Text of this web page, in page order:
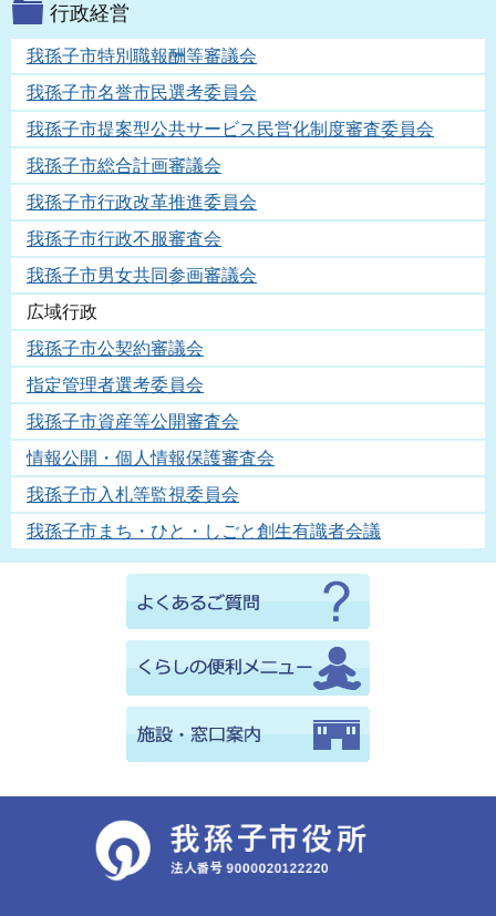
行政経営
我孫子市特別職報酬等審議会
我孫子市名誉市民選考委員会
我孫子市提案型公共サービス民営化制度審査委員会
我孫子市総合計画審議会
我孫子市行政改革推進委員会
我孫子市行政不服審査会
我孫子市男女共同参画審議会
広域行政
我孫子市公契約審議会
指定管理者選考委員会
我孫子市資産等公開審査会
情報公開・個人情報保護審査会
我孫子市入札等監視委員会
我孫子市まち・ひと・しごと創生有識者会議